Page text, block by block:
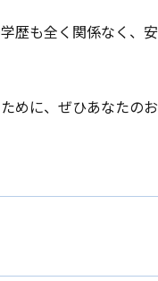
歴も全く関係なく、
めに、ぜひあなたの